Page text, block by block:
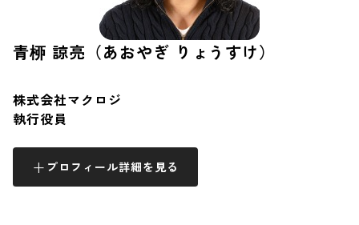
青桺 諒亮（あおやぎ りょうすけ）
株式会社マクロジ
執行役員
プロフィール詳細を見る